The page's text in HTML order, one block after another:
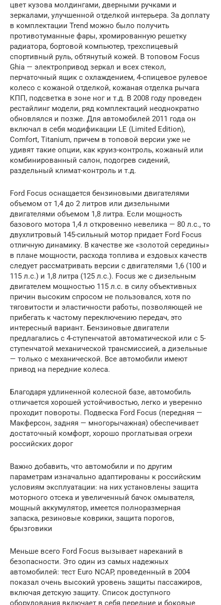
цвет кузова молдингами, дверными ручками и
зеркалами, улучшенной отделкой интерьера. За доплату
в комплектации Trend можно было получить
противотуманные фары, хромированную решетку
радиатора, бортовой компьютер, трехспицевый
спортивный руль, обтянутый кожей. В топовом Focus
Ghia — электропривод зеркал и всех стекол,
перчаточный ящик с охлаждением, 4-спицевое рулевое
колесо с кожаной отделкой, кожаная отделка рычага
КПП, подсветка в зоне ног и т.д. В 2008 году проведен
рестайлинг модели, ряд комплектаций неоднократно
обновлялся и позже. Для автомобилей 2011 года он
включал в себя модификации LE (Limited Edition),
Comfort, Titanium, причем в топовой версии уже не
удивят такие опции, как круиз-контроль, кожаный или
комбинированный салон, подогрев сидений,
раздельный климат-контроль и т.д.
Ford Focus оснащается бензиновыми двигателями
объемом от 1,4 до 2 литров или дизельными
двигателями объемом 1,8 литра. Если мощность
базового мотора 1,4 л откровенно невелика — 80 л.с., то
двухлитровый 145-сильный мотор придает Ford Focus
отличную динамику. В качестве же «золотой середины»
в плане мощности, расхода топлива и ездовых качеств
следует рассматривать версии с двигателями 1,6 (100 и
115 л.с.) и 1,8 литра (125 л.с.). Focus же с дизельным
двигателем мощностью 115 л.с. в силу объективных
причин высоким спросом не пользовался, хотя по
тяговитости и эластичности работы, позволяющей не
прибегать к частому переключению передач, это
интересный вариант. Бензиновые двигатели
предлагались с 4-ступенчатой автоматической или с 5-
ступенчатой механической трансмиссией, а дизельные
— только с механической. Все автомобили имеют
привод на передние колеса.
Благодаря удлиненной колесной базе, автомобиль
отличается хорошей устойчивостью, легко и уверенно
проходит повороты. Подвеска Ford Focus (передняя —
Макферсон, задняя — многорычажная) обеспечивает
достаточный комфорт, хорошо проглатывая огрехи
российских дорог
Важно добавить, что автомобили и по другим
параметрам изначально адаптированы к российским
условиям эксплуатации: на них установлены защита
моторного отсека и увеличенный бачок омывателя,
мощный аккумулятор, имеется полноразмерная
запаска, резиновые коврики, защита порогов,
брызговики
Меньше всего Ford Focus вызывает нареканий в
безопасности. Это один из самых надежных
автомобилей: тест Euro NCAP, проведенный в 2004
показал очень высокий уровень защиты пассажиров,
включая детскую защиту. Список доступного
оборудования включает в себя передние и боковые